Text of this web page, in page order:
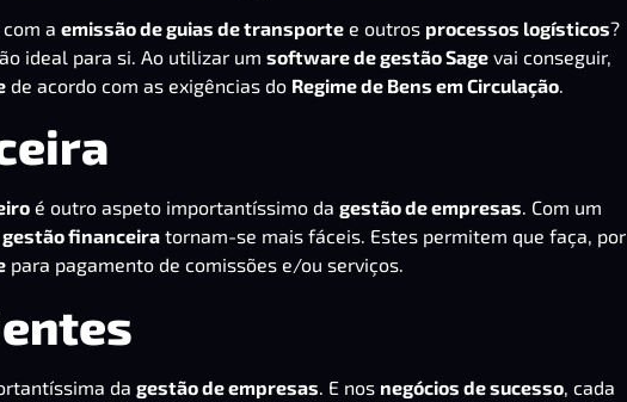
a emissão de guias de transporte e outros processos logísticos?
ideal para si. Ao utilizar um software de gestão Sage vai conseguir,
de acordo com as exigências do Regime de Bens em Circulação.
é outro aspeto importantíssimo da gestão de empresas. Com um
gestão financeira tornam-se mais fáceis. Estes permitem que faça, por
para pagamento de comissões e/ou serviços.
da gestão de empresas. E nos negócios de sucesso, cada